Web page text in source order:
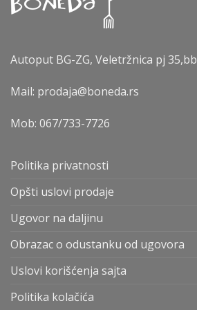
Autoput BG-ZG, Veletržnica pj 35,bb
Mail: prodaja@boneda.rs
Mob: 067/733-7726
Politika privatnosti
Opšti uslovi prodaje
Ugovor na daljinu
Obrazac o odustanku od ugovora
Uslovi korišćenja sajta
Politika kolačića